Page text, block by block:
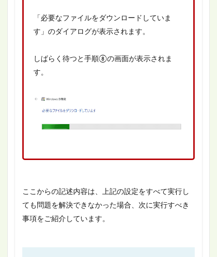
「必要なファイルをダウンロードしていま
す」のダイアログが表示されます。
しばらく待つと手順⑧の画面が表示されま
す。
ここからの記述内容は、上記の設定をすべて実行し
ても問題を解決できなかった場合、次に実行すべき
事項をご紹介しています。